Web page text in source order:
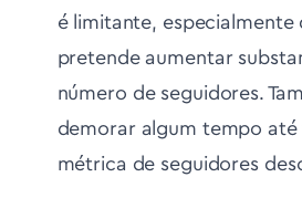
é limitante, especialmente
pretende aumentar
número de seguidores.
demorar algum tempo até
métrica de seguidores